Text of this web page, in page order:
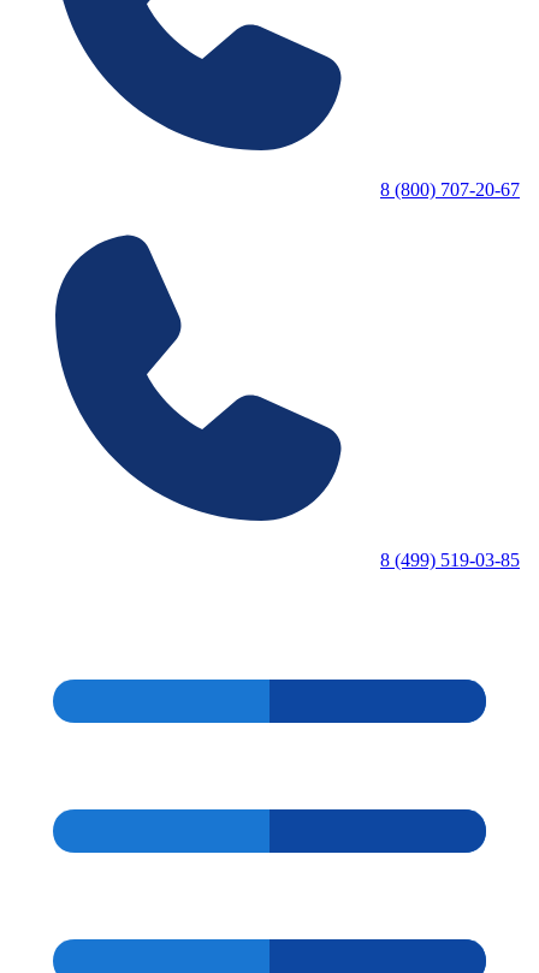
8 (800) 707-20-67
8 (499) 519-03-85